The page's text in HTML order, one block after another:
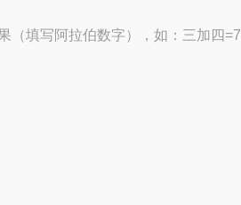
（填写阿拉伯数字），如：三加四=7